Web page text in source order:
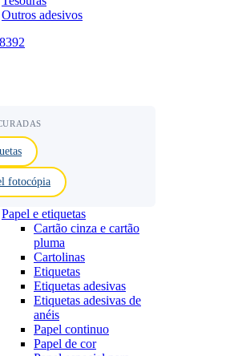
Outros adesivos
fotocópia
Papel e etiquetas
Cartão cinza e cartão
pluma
Cartolinas
Etiquetas
Etiquetas adesivas
Etiquetas adesivas de
anéis
Papel continuo
Papel de cor